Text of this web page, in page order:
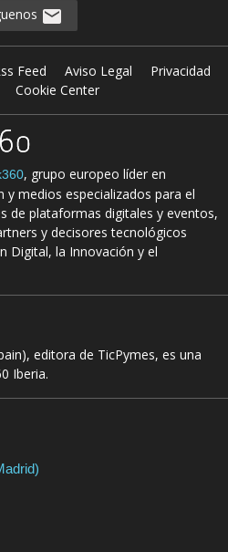
Feed Aviso Legal
Privacidad
Cookie Center
, grupo europeo líder en
medios especializados para el
de plataformas digitales y eventos,
y decisores tecnológicos
Digital, la Innovación y el
editora de TicPymes, es una
Iberia.